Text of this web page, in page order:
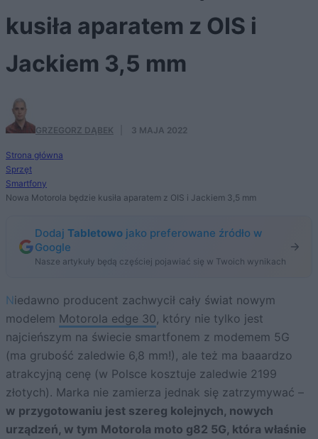
kusiła aparatem z OIS i
Jackiem 3,5 mm
GRZEGORZ DĄBEK 3 MAJA 2022
Strona główna
Sprzęt
Smartfony
Nowa Motorola będzie kusiła aparatem z OIS i Jackiem 3,5 mm
Dodaj Tabletowo jako preferowane źródło w
Google
Nasze artykuły będą częściej pojawiać się w Twoich wynikach
Niedawno producent zachwycił cały świat nowym
modelem Motorola edge 30, który nie tylko jest
najcieńszym na świecie smartfonem z modemem 5G
(ma grubość zaledwie 6,8 mm!), ale też ma baaardzo
atrakcyjną cenę (w Polsce kosztuje zaledwie 2199
złotych). Marka nie zamierza jednak się zatrzymywać –
w przygotowaniu jest szereg kolejnych, nowych
urządzeń, w tym Motorola moto g82 5G, która właśnie